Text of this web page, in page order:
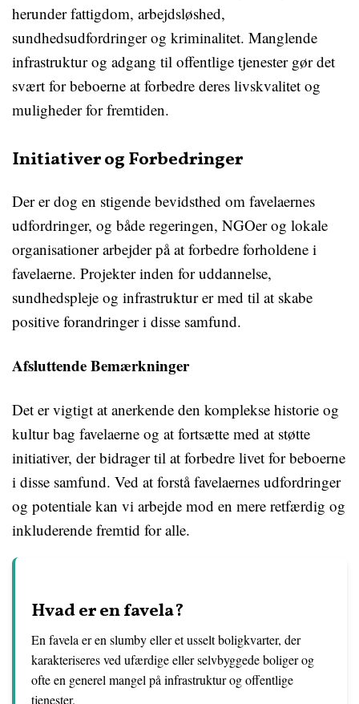
herunder fattigdom, arbejdsløshed,
sundhedsudfordringer og kriminalitet. Manglende
infrastruktur og adgang til offentlige tjenester gør det
svært for beboerne at forbedre deres livskvalitet og
muligheder for fremtiden.
Initiativer og Forbedringer
Der er dog en stigende bevidsthed om favelaernes
udfordringer, og både regeringen, NGOer og lokale
organisationer arbejder på at forbedre forholdene i
favelaerne. Projekter inden for uddannelse,
sundhedspleje og infrastruktur er med til at skabe
positive forandringer i disse samfund.
Afsluttende Bemærkninger
Det er vigtigt at anerkende den komplekse historie og
kultur bag favelaerne og at fortsætte med at støtte
initiativer, der bidrager til at forbedre livet for beboerne
i disse samfund. Ved at forstå favelaernes udfordringer
og potentiale kan vi arbejde mod en mere retfærdig og
inkluderende fremtid for alle.
Hvad er en favela?
En favela er en slumby eller et usselt boligkvarter, der
karakteriseres ved ufærdige eller selvbyggede boliger og
ofte en generel mangel på infrastruktur og offentlige
tjenester.